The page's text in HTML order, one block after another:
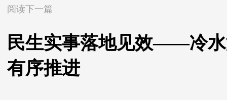
阅读下一篇
民生实事落地见效——冷水
有序推进